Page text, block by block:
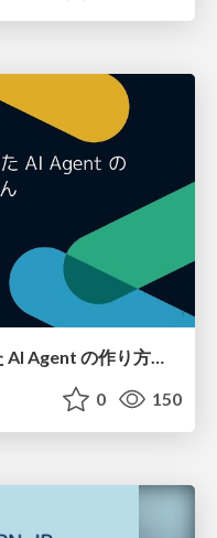
0 150